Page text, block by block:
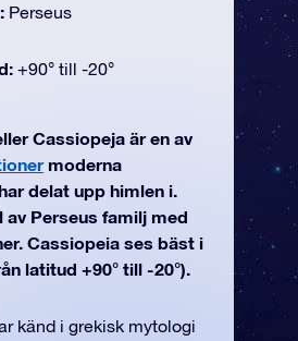
Perseus
+90° till -20°
Cassiopeja är en av
moderna
delat upp himlen i.
av Perseus familj med
Cassiopeia ses bäst i
latitud +90° till -20°).
känd i grekisk mytologi